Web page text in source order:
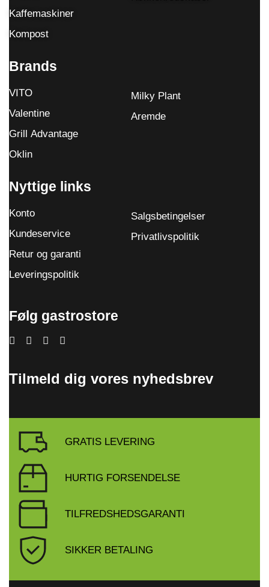
Kaffemaskiner
Kompost
Brands
VITO
Valentine
Grill Advantage
Oklin
Milky Plant
Aremde
Nyttige links
Konto
Kundeservice
Retur og garanti
Leveringspolitik
Salgsbetingelser
Privatlivspolitik
Følg gastrostore
Tilmeld dig vores nyhedsbrev
GRATIS LEVERING
HURTIG FORSENDELSE
TILFREDSHEDSGARANTI
SIKKER BETALING